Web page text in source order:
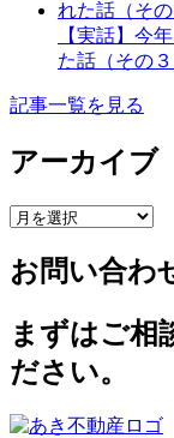
【実話】今
た話（その３
記事一覧を見る
アーカイブ
ア
カ
イ
ブ
お問い合わ
まずはご相
ださい。